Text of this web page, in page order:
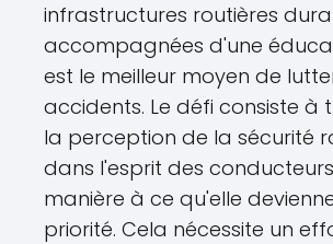
infrastructures routières
accompagnées d'une
est le meilleur moyen de
accidents. Le défi consiste à
la perception de la sécurité
dans l'esprit des
manière à ce qu'elle
priorité. Cela nécessite un